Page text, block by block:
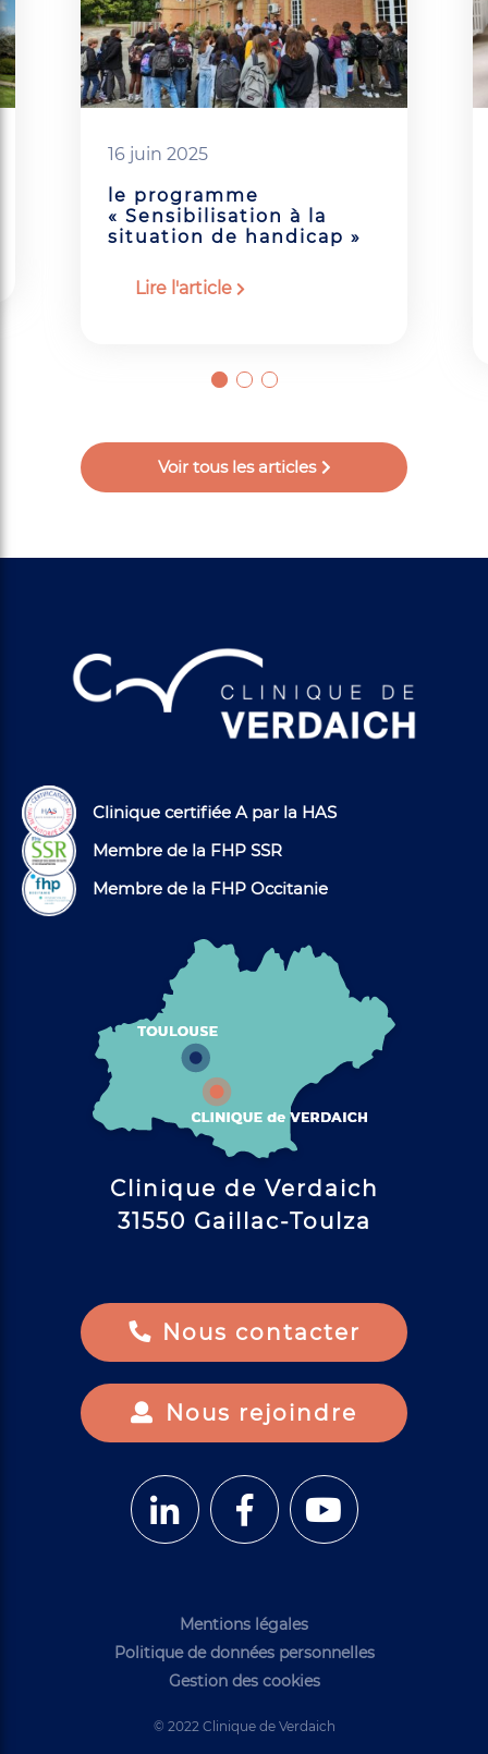
16 juin 2025
le programme
« Sensibilisation à la
situation de handicap »
Lire l'article
Voir tous les articles
Clinique certifiée A par la HAS
Membre de la FHP SSR
Membre de la FHP Occitanie
Clinique de Verdaich
31550 Gaillac-Toulza
Nous contacter
Nous rejoindre
Mentions légales
Politique de données personnelles
Gestion des cookies
© 2022 Clinique de Verdaich